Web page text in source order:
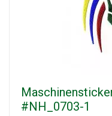
#NH_0703-1